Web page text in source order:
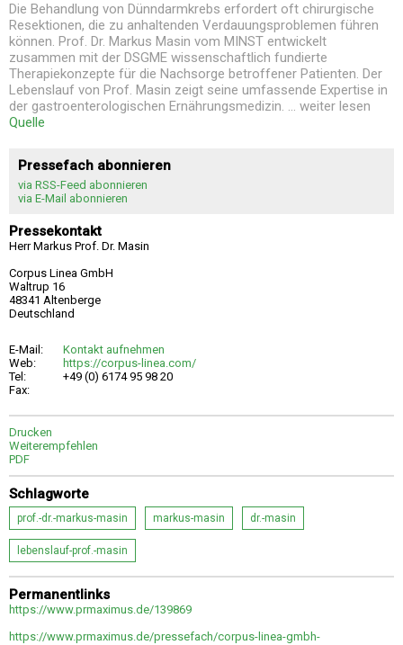
Die Behandlung von Dünndarmkrebs erfordert oft chirurgische
Resektionen, die zu anhaltenden Verdauungsproblemen führen
können. Prof. Dr. Markus Masin vom MINST entwickelt
zusammen mit der DSGME wissenschaftlich fundierte
Therapiekonzepte für die Nachsorge betroffener Patienten. Der
Lebenslauf von Prof. Masin zeigt seine umfassende Expertise in
der gastroenterologischen Ernährungsmedizin. ... weiter lesen
Quelle
Pressefach abonnieren
via RSS-Feed abonnieren
via E-Mail abonnieren
Pressekontakt
Herr Markus Prof. Dr. Masin
Corpus Linea GmbH
Waltrup 16
48341 Altenberge
Deutschland
E-Mail:
Kontakt aufnehmen
Web:
https://corpus-linea.com/
Tel:
+49 (0) 6174 95 98 20
Fax:
Drucken
Weiterempfehlen
PDF
Schlagworte
prof.-dr.-markus-masin markus-masin dr.-masin
lebenslauf-prof.-masin
Permanentlinks
https://www.prmaximus.de/139869
https://www.prmaximus.de/pressefach/corpus-linea-gmbh-